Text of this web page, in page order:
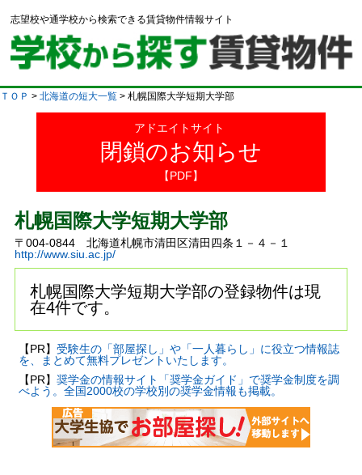
志望校や通学校から検索できる賃貸物件情報サイト
ＴＯＰ > 北海道の短大一覧 > 札幌国際大学短期大学部
アドエイトサイト
閉鎖のお知らせ
【PDF】
札幌国際大学短期大学部
〒004-0844 北海道札幌市清田区清田四条１－４－１
http://www.siu.ac.jp/
札幌国際大学短期大学部の登録物件は現
在4件です。
【PR】 受験生の「部屋探し」や「一人暮らし」に役立つ情報誌
を、まとめて無料プレゼントいたします。
【PR】 奨学金の情報サイト「奨学金ガイド」で奨学金制度を調
べよう。全国2000校の学校別の奨学金情報も掲載。